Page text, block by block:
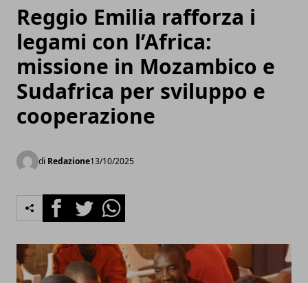
Reggio Emilia rafforza i
legami con l’Africa:
missione in Mozambico e
Sudafrica per sviluppo e
cooperazione
di Redazione13/10/2025
FacebookTwitterWhatsapp